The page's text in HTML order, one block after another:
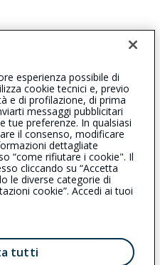
dell’IVASS. Consulta il
Il Gruppo Generali
esperienza possibile di
cookie tecnici e, previo
e di profilazione, di prima
messaggi pubblicitari
tue preferenze. In qualsiasi
il consenso, modificare
dettagliate
“come rifiutare i cookie". Il
cliccando su “Accetta
le diverse categorie di
cookie”. Accedi ai tuoi
tutti